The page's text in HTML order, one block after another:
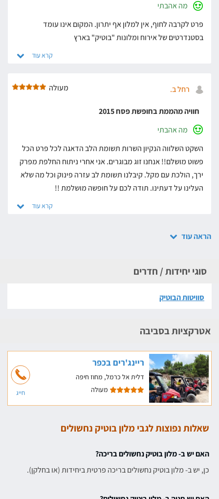
מה אהבתי
פרט לקרבה לחוף, אין למלון אף יתרון. המקום אינו עומד
בסטנדרטים של אירוח ומלונות "בוטיק" בארץ
מעולה רחל ב.
חוויה מהממת בחופשת פסח 2015
מה אהבתי
השקט השלווה הנקיון השרות תשומת הלב הדאגה לכל פרט הכל
פשוט מושלם!! אנחנו זוג מבוגרים. אני אחרי ניתוח החלפת מפרק
ירך, הולכת עם מקל. קיבלנו תשומת לב עזרה פינוק וכל מה שלא
העלינו על דעתינו. תודה לכם על חופשה מושלמת !!
הראה עוד
סוגי יחידות / חדרים
סוויטות הבוטיק
אטרקציות בסביבה
חייג
ריינג'רים בכפר
דלית אל כרמל, מחוז חיפה
מעולה
שאלות נפוצות לגבי מלון בוטיק נחשולים
האם יש ב- מלון בוטיק נחשולים בריכה?
כן, יש ב- מלון בוטיק נחשולים בריכה פרטית ביחידות (או בחלקן).